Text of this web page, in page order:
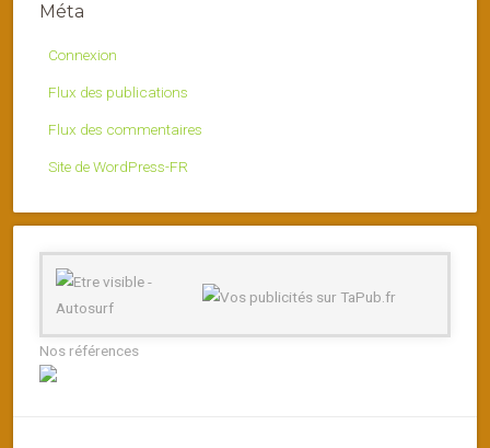
Méta
Connexion
Flux des publications
Flux des commentaires
Site de WordPress-FR
Nos références